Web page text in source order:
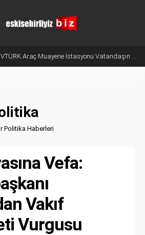
Odunpazarı Yaz Kur’an Kurslarında Değerler Eğitimi Seminerleri Düzenlendi
Politika Haberleri
Vefa:
Vakıf
Vurgusu